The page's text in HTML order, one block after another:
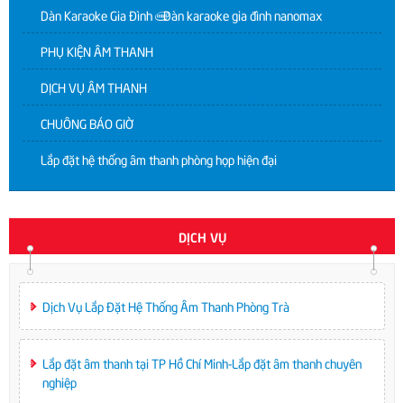
Dàn Karaoke Gia Đình | Dàn karaoke gia đình nanomax
PHỤ KIỆN ÂM THANH
DỊCH VỤ ÂM THANH
CHUÔNG BÁO GIỜ
Lắp đặt hệ thống âm thanh phòng họp hiện đại
DỊCH VỤ
Dịch Vụ Lắp Đặt Hệ Thống Âm Thanh Phòng Trà
Lắp đặt âm thanh tại TP Hồ Chí Minh-Lắp đặt âm thanh chuyên
nghiệp